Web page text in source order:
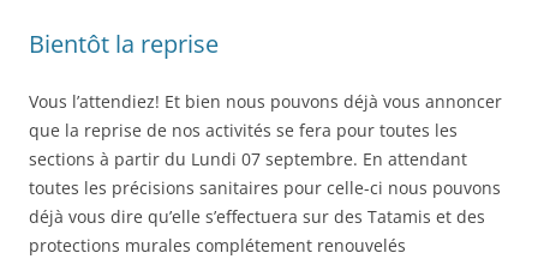
Bientôt la reprise
Vous l’attendiez! Et bien nous pouvons déjà vous annoncer
que la reprise de nos activités se fera pour toutes les
sections à partir du Lundi 07 septembre. En attendant
toutes les précisions sanitaires pour celle-ci nous pouvons
déjà vous dire qu’elle s’effectuera sur des Tatamis et des
protections murales complétement renouvelés